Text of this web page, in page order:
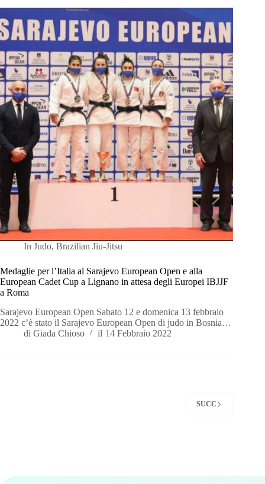
In Judo,Brazilian Jiu-Jitsu
Medaglie per l’Italia al Sarajevo European Open e alla
European Cadet Cup a Lignano in attesa degli Europei IBJJF
a Roma
Sarajevo European Open Sabato 12 e domenica 13 febbraio
2022 c’è stato il Sarajevo European Open di judo in Bosnia…
di Giada Chioso il 14 Febbraio 2022
SUCC